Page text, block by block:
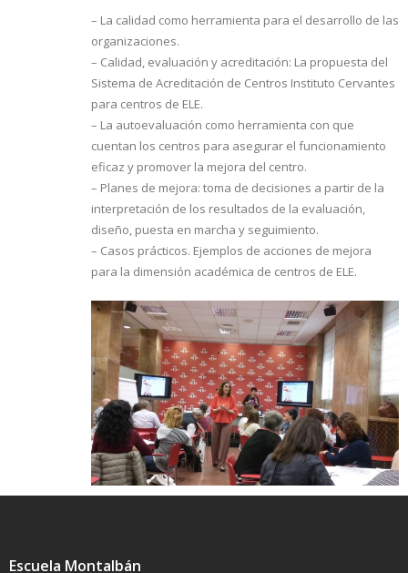
– La calidad como herramienta para el desarrollo de las
organizaciones.
– Calidad, evaluación y acreditación: La propuesta del
Sistema de Acreditación de Centros Instituto Cervantes
para centros de ELE.
– La autoevaluación como herramienta con que
cuentan los centros para asegurar el funcionamiento
eficaz y promover la mejora del centro.
– Planes de mejora: toma de decisiones a partir de la
interpretación de los resultados de la evaluación,
diseño, puesta en marcha y seguimiento.
– Casos prácticos. Ejemplos de acciones de mejora
para la dimensión académica de centros de ELE.
Escuela Montalbán